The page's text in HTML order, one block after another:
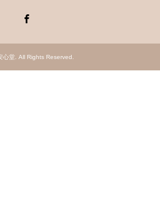
心堂. All Rights Reserved.